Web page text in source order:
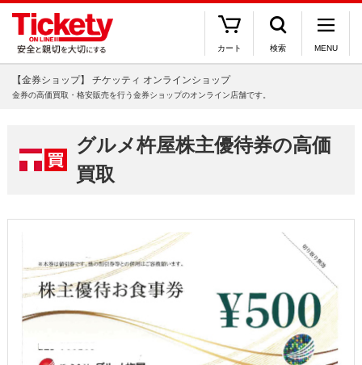
カート 検索 MENU
【金券ショップ】 チケッティ オンラインショップ
金券の高価買取・格安販売を行う金券ショップのオンライン店舗です。
グルメ杵屋株主優待券の高価
買取